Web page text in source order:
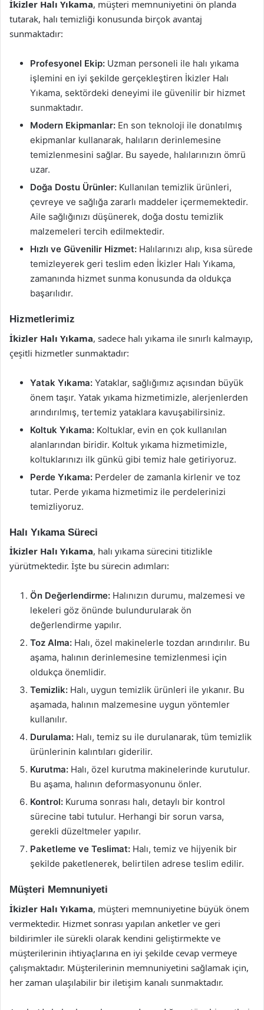
İkizler Halı Yıkama, müşteri memnuniyetini ön planda
tutarak, halı temizliği konusunda birçok avantaj
sunmaktadır:
Profesyonel Ekip: Uzman personeli ile halı yıkama
işlemini en iyi şekilde gerçekleştiren İkizler Halı
Yıkama, sektördeki deneyimi ile güvenilir bir hizmet
sunmaktadır.
Modern Ekipmanlar: En son teknoloji ile donatılmış
ekipmanlar kullanarak, halıların derinlemesine
temizlenmesini sağlar. Bu sayede, halılarınızın ömrü
uzar.
Doğa Dostu Ürünler: Kullanılan temizlik ürünleri,
çevreye ve sağlığa zararlı maddeler içermemektedir.
Aile sağlığınızı düşünerek, doğa dostu temizlik
malzemeleri tercih edilmektedir.
Hızlı ve Güvenilir Hizmet: Halılarınızı alıp, kısa sürede
temizleyerek geri teslim eden İkizler Halı Yıkama,
zamanında hizmet sunma konusunda da oldukça
başarılıdır.
Hizmetlerimiz
İkizler Halı Yıkama, sadece halı yıkama ile sınırlı kalmayıp,
çeşitli hizmetler sunmaktadır:
Yatak Yıkama: Yataklar, sağlığımız açısından büyük
önem taşır. Yatak yıkama hizmetimizle, alerjenlerden
arındırılmış, tertemiz yataklara kavuşabilirsiniz.
Koltuk Yıkama: Koltuklar, evin en çok kullanılan
alanlarından biridir. Koltuk yıkama hizmetimizle,
koltuklarınızı ilk günkü gibi temiz hale getiriyoruz.
Perde Yıkama: Perdeler de zamanla kirlenir ve toz
tutar. Perde yıkama hizmetimiz ile perdelerinizi
temizliyoruz.
Halı Yıkama Süreci
İkizler Halı Yıkama, halı yıkama sürecini titizlikle
yürütmektedir. İşte bu sürecin adımları:
Ön Değerlendirme: Halınızın durumu, malzemesi ve
lekeleri göz önünde bulundurularak ön
değerlendirme yapılır.
Toz Alma: Halı, özel makinelerle tozdan arındırılır. Bu
aşama, halının derinlemesine temizlenmesi için
oldukça önemlidir.
Temizlik: Halı, uygun temizlik ürünleri ile yıkanır. Bu
aşamada, halının malzemesine uygun yöntemler
kullanılır.
Durulama: Halı, temiz su ile durulanarak, tüm temizlik
ürünlerinin kalıntıları giderilir.
Kurutma: Halı, özel kurutma makinelerinde kurutulur.
Bu aşama, halının deformasyonunu önler.
Kontrol: Kuruma sonrası halı, detaylı bir kontrol
sürecine tabi tutulur. Herhangi bir sorun varsa,
gerekli düzeltmeler yapılır.
Paketleme ve Teslimat: Halı, temiz ve hijyenik bir
şekilde paketlenerek, belirtilen adrese teslim edilir.
Müşteri Memnuniyeti
İkizler Halı Yıkama, müşteri memnuniyetine büyük önem
vermektedir. Hizmet sonrası yapılan anketler ve geri
bildirimler ile sürekli olarak kendini geliştirmekte ve
müşterilerinin ihtiyaçlarına en iyi şekilde cevap vermeye
çalışmaktadır. Müşterilerinin memnuniyetini sağlamak için,
her zaman ulaşılabilir bir iletişim kanalı sunmaktadır.